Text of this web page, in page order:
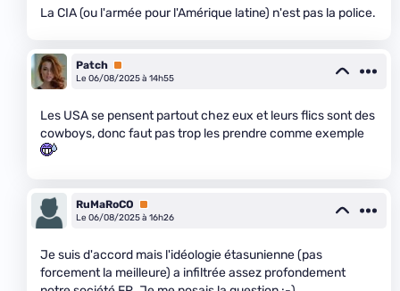
La CIA (ou l'armée pour l'Amérique latine) n'est pas la police.
Patch Premium
Le 06/08/2025 à 14h55
Les USA se pensent partout chez eux et leurs flics sont des
cowboys, donc faut pas trop les prendre comme exemple
RuMaRoCO
Premium
Le 06/08/2025 à 16h26
Je suis d'accord mais l'idéologie étasunienne (pas
forcement la meilleure) a infiltrée assez profondement